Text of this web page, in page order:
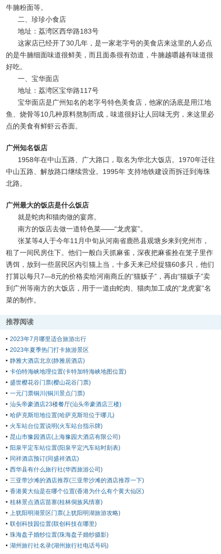
牛腩粉面等。
二、珍珍小食店
地址：荔湾区西华路183号
这家店已经开了30几年，是一家老字号的美食店来这里的人必点
的是牛腩细面味道很鲜美，而且面条很有劲道，牛腩越嚼越有味道很
好吃。
一、宝华面店
地址：荔湾区宝华路117号
宝华面店是广州知名的老字号特色美食店，他家的汤底是用江地
鱼、烧骨等10几种原料熬制而成，味道很好让人回味无穷，来这里必
点的美食有鲜虾云吞面。
广州知名饭店
1958年在中山五路、广大路口，取名为华北大饭店。1970年迁往
中山五路、解放路口继续营业。1995年 支持地铁建设而拆迁到海珠
北路。
广州最大的饭店是什么饭店
就是蛇肉和猫肉做的宴席。
南方的饭店去做一道特色菜——“龙虎宴”。
张某等4人于今年11月中旬从河南省鹿邑县观塘乡来到兖州市，
租了一间民房住下。他们一般白天抓麻雀，深夜把麻雀拴在笼子里作
诱饵，放到一些居民区内引猫上当，十多天来已经捉猫60多只，他们
打算以每只7—8元的价格卖给河南商丘的“猫贩子”，再由“猫贩子”卖
到广州等南方的大饭店，用于一道由蛇肉、猫肉加工成的“龙虎宴”名
菜的制作。
推荐阅读
2023年7月哪里适合旅游出行
2023年夏季热门打卡旅游景区
静雅大酒店北京(静雅居酒店)
卡伯特海峡地理位置(卡特加特海峡地图位置)
盛世樱花谷门票(樱山花谷门票)
一元门票铜川(铜川景点门票)
汕头帝豪酒店23楼餐厅(汕头帝豪酒店三楼)
哈萨克斯坦地位置(哈萨克斯坦位于哪儿)
火车站台位置说明(火车站台指示牌)
昆山市豫园酒店(上海豫园大酒店有限公司)
阳泉平定车站位置(阳泉平定汽车站时刻表)
同祥酒店预订(同盛祥酒店)
西华县有什么旅行社(华西旅游公司)
三亚带沙滩的酒店推荐(三亚带沙滩的酒店推荐一下)
香港黄大仙是在哪个位置(香港为什么有个黄大仙区)
桂林景点酒店苗寨(桂林侗族风情寨)
上犹阳明湖景区门票(上犹阳明湖旅游攻略)
联创科技园位置(联创科技在哪里)
珠海盘子婚纱位置(珠海盘子婚纱摄影)
湖州旅行社名录(湖州旅行社电话号码)